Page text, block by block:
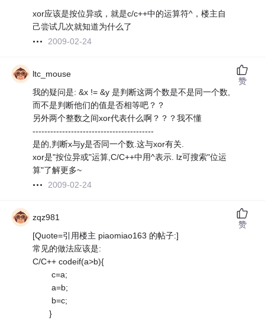
xor应该是按位异或，就是c/c++中的运算符^，楼主自
己尝试几次就知道为什么了
2009-02-24
ltc_mouse
我的疑问是: &x != &y 是判断这两个数是不是同一个数,
而不是判断他们的值是否相等吧？？
另外两个整数之间xor代表什么啊？？？我不懂
-----------------------------------------
是的,判断x与y是否同一个数.这与xor有关.
xor是"按位异或"运算,C/C++中用^表示. lz可搜索"位运
算"了解更多~
2009-02-24
赞
zqz981
[Quote=引用楼主 piaomiao163 的帖子:]
常见的做法应该是:
C/C++ codeif(a>b){
c=a;
a=b;
b=c;
}
赞